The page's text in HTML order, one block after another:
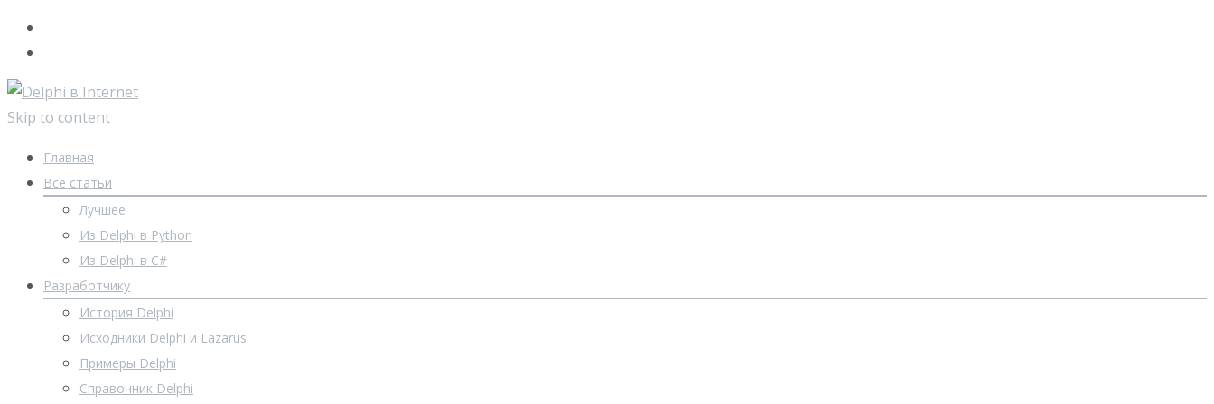
Skip to content
Главная
Все статьи
Лучшее
Из Delphi в Python
Из Delphi в C#
Разработчику
История Delphi
Исходники Delphi и Lazarus
Примеры Delphi
Справочник Delphi